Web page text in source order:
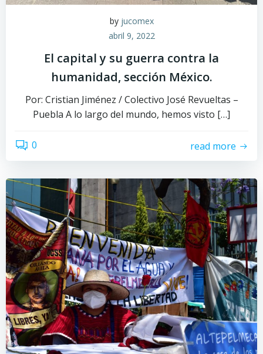
by jucomex
abril 9, 2022
El capital y su guerra contra la
humanidad, sección México.
Por: Cristian Jiménez / Colectivo José Revueltas –
Puebla A lo largo del mundo, hemos visto […]
0 read more